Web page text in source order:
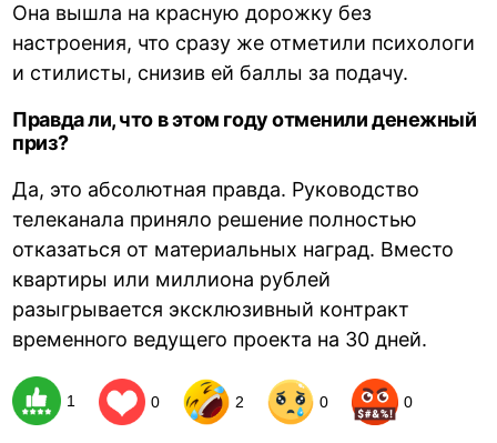
Она вышла на красную дорожку без
настроения, что сразу же отметили психологи
и стилисты, снизив ей баллы за подачу.
Правда ли, что в этом году отменили денежный
приз?
Да, это абсолютная правда. Руководство
телеканала приняло решение полностью
отказаться от материальных наград. Вместо
квартиры или миллиона рублей
разыгрывается эксклюзивный контракт
временного ведущего проекта на 30 дней.
1 0 2 0 0